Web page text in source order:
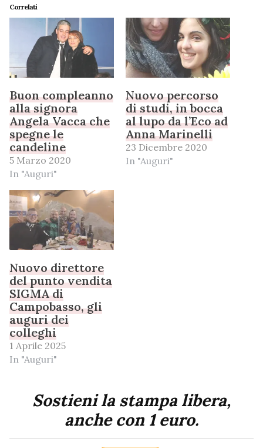
Correlati
Buon compleanno
alla signora
Angela Vacca che
spegne le
candeline
5 Marzo 2020
In "Auguri"
Nuovo percorso
di studi, in bocca
al lupo da l’Eco ad
Anna Marinelli
23 Dicembre 2020
In "Auguri"
Nuovo direttore
del punto vendita
SIGMA di
Campobasso, gli
auguri dei
colleghi
1 Aprile 2025
In "Auguri"
Sostieni la stampa libera,
anche con 1 euro.